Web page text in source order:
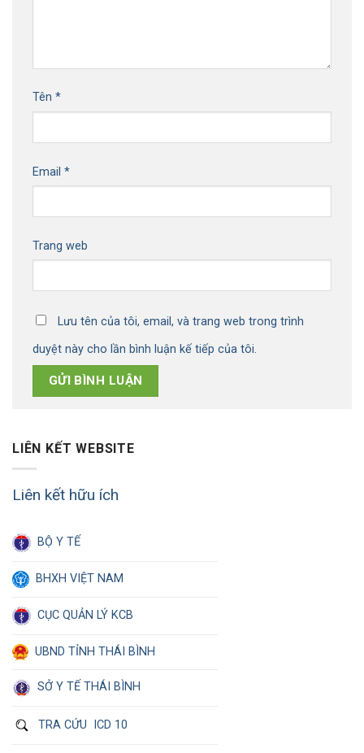
Tên *
Email *
Trang web
Lưu tên của tôi, email, và trang web trong trình
duyệt này cho lần bình luận kế tiếp của tôi.
LIÊN KẾT WEBSITE
Liên kết hữu ích
BỘ Y TẾ
BHXH VIỆT NAM
CỤC QUẢN LÝ KCB
UBND TỈNH THÁI BÌNH
SỞ Y TẾ THÁI BÌNH
TRA CỨU ICD 10